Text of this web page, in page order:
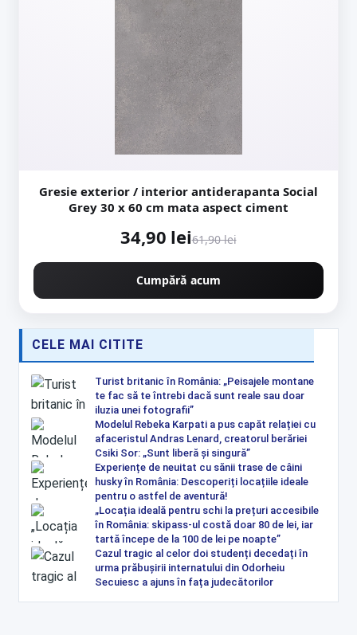
Gresie exterior / interior antiderapanta Social
Grey 30 x 60 cm mata aspect ciment
34,90 lei61,90 lei
Cumpără acum
CELE MAI CITITE
Turist britanic în România: „Peisajele montane
te fac să te întrebi dacă sunt reale sau doar
iluzia unei fotografii”
Modelul Rebeka Karpati a pus capăt relației cu
afaceristul Andras Lenard, creatorul berăriei
Csiki Sor: „Sunt liberă și singură”
Experiențe de neuitat cu sănii trase de câini
husky în România: Descoperiți locațiile ideale
pentru o astfel de aventură!
„Locația ideală pentru schi la prețuri accesibile
în România: skipass-ul costă doar 80 de lei, iar
tartă începe de la 100 de lei pe noapte”
Cazul tragic al celor doi studenți decedați în
urma prăbușirii internatului din Odorheiu
Secuiesc a ajuns în fața judecătorilor